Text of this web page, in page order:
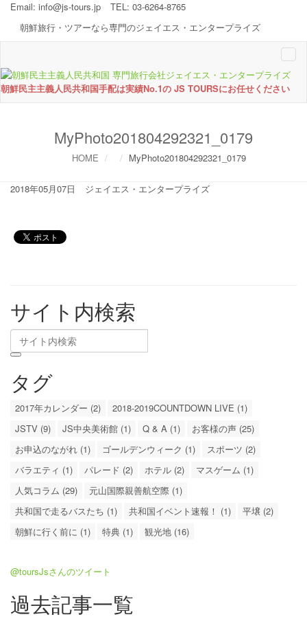
Email: info@js-tours.jp
TEL: 03-6264-8765
朝鮮旅行・ツアーなら専門のジェイエス・エンタープライズ
朝鮮民主主義人民共和国手配は実績No.1の JS TOURSにお任せください
MyPhoto201804292321_0179
HOME MyPhoto201804292321_0179
2018年05月07日 ジェイエス・エンタープライズ
サイト内検索
タグ
2017年カレンダー (2)
2018-2019COUNTDOWN LIVE (1)
JSTV (9)
JS中央美術館 (1) Q & A (1)
お客様の声 (25)
お申込のながれ (1)
ゴールデンウィーク (1)
スポーツ (2)
バラエティ (1)
パレード (2) ホテル (2)
マスゲーム (1)
人気コラム (29)
元山国際親善航空際 (1)
共和国で走るバスたち (1)
共和国イベント速報！ (1)
平壌 (2)
朝鮮に行く前に (1)
特典 (1) 観光地 (16)
@toursJsさんのツイート
過去記事一覧